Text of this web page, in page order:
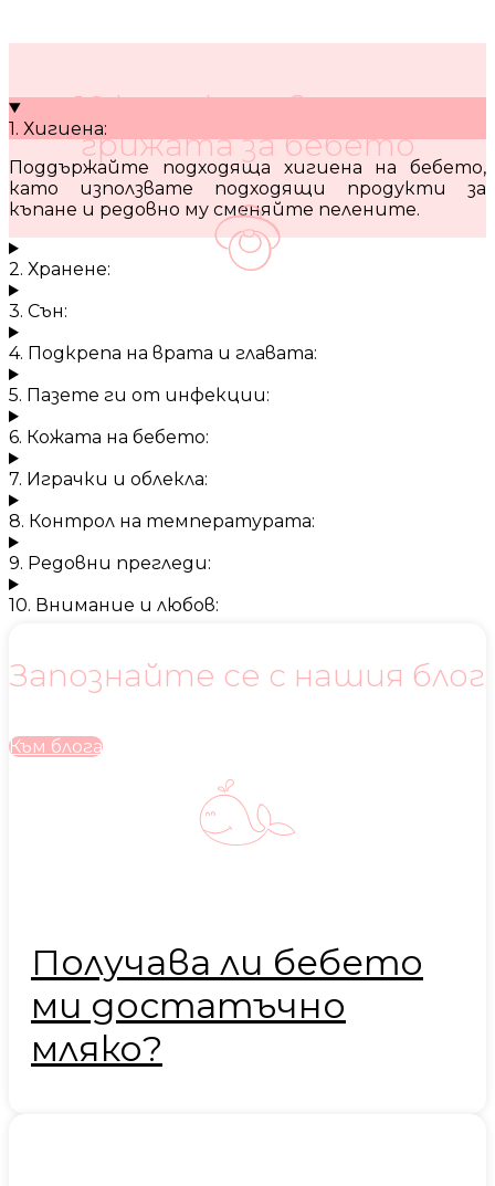
10 кратки съвета за
грижата за бебето
1. Хигиена:
Поддържайте подходяща хигиена на бебето,
като използвате подходящи продукти за
къпане и редовно му сменяйте пелените.
2. Хранене:
3. Сън:
4. Подкрепа на врата и главата:
5. Пазете ги от инфекции:
6. Кожата на бебето:
7. Играчки и облекла:
8. Контрол на температурата:
9. Редовни прегледи:
10. Внимание и любов:
Запознайте се с нашия блог
Към блога
Получава ли бебето
ми достатъчно
мляко?